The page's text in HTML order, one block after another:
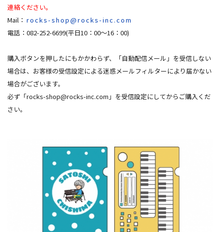
連絡ください。
Mail： rocks-shop@rocks-inc.com
電話：082-252-6699(平日10：00～16：00)
購入ボタンを押したにもかかわらず、「自動配信メール」を受信しない
場合は、お客様の受信設定による迷惑メールフィルターにより届かない
場合がございます。
必ず「rocks-shop@rocks-inc.com 」を受信設定にしてからご購入くだ
さい。